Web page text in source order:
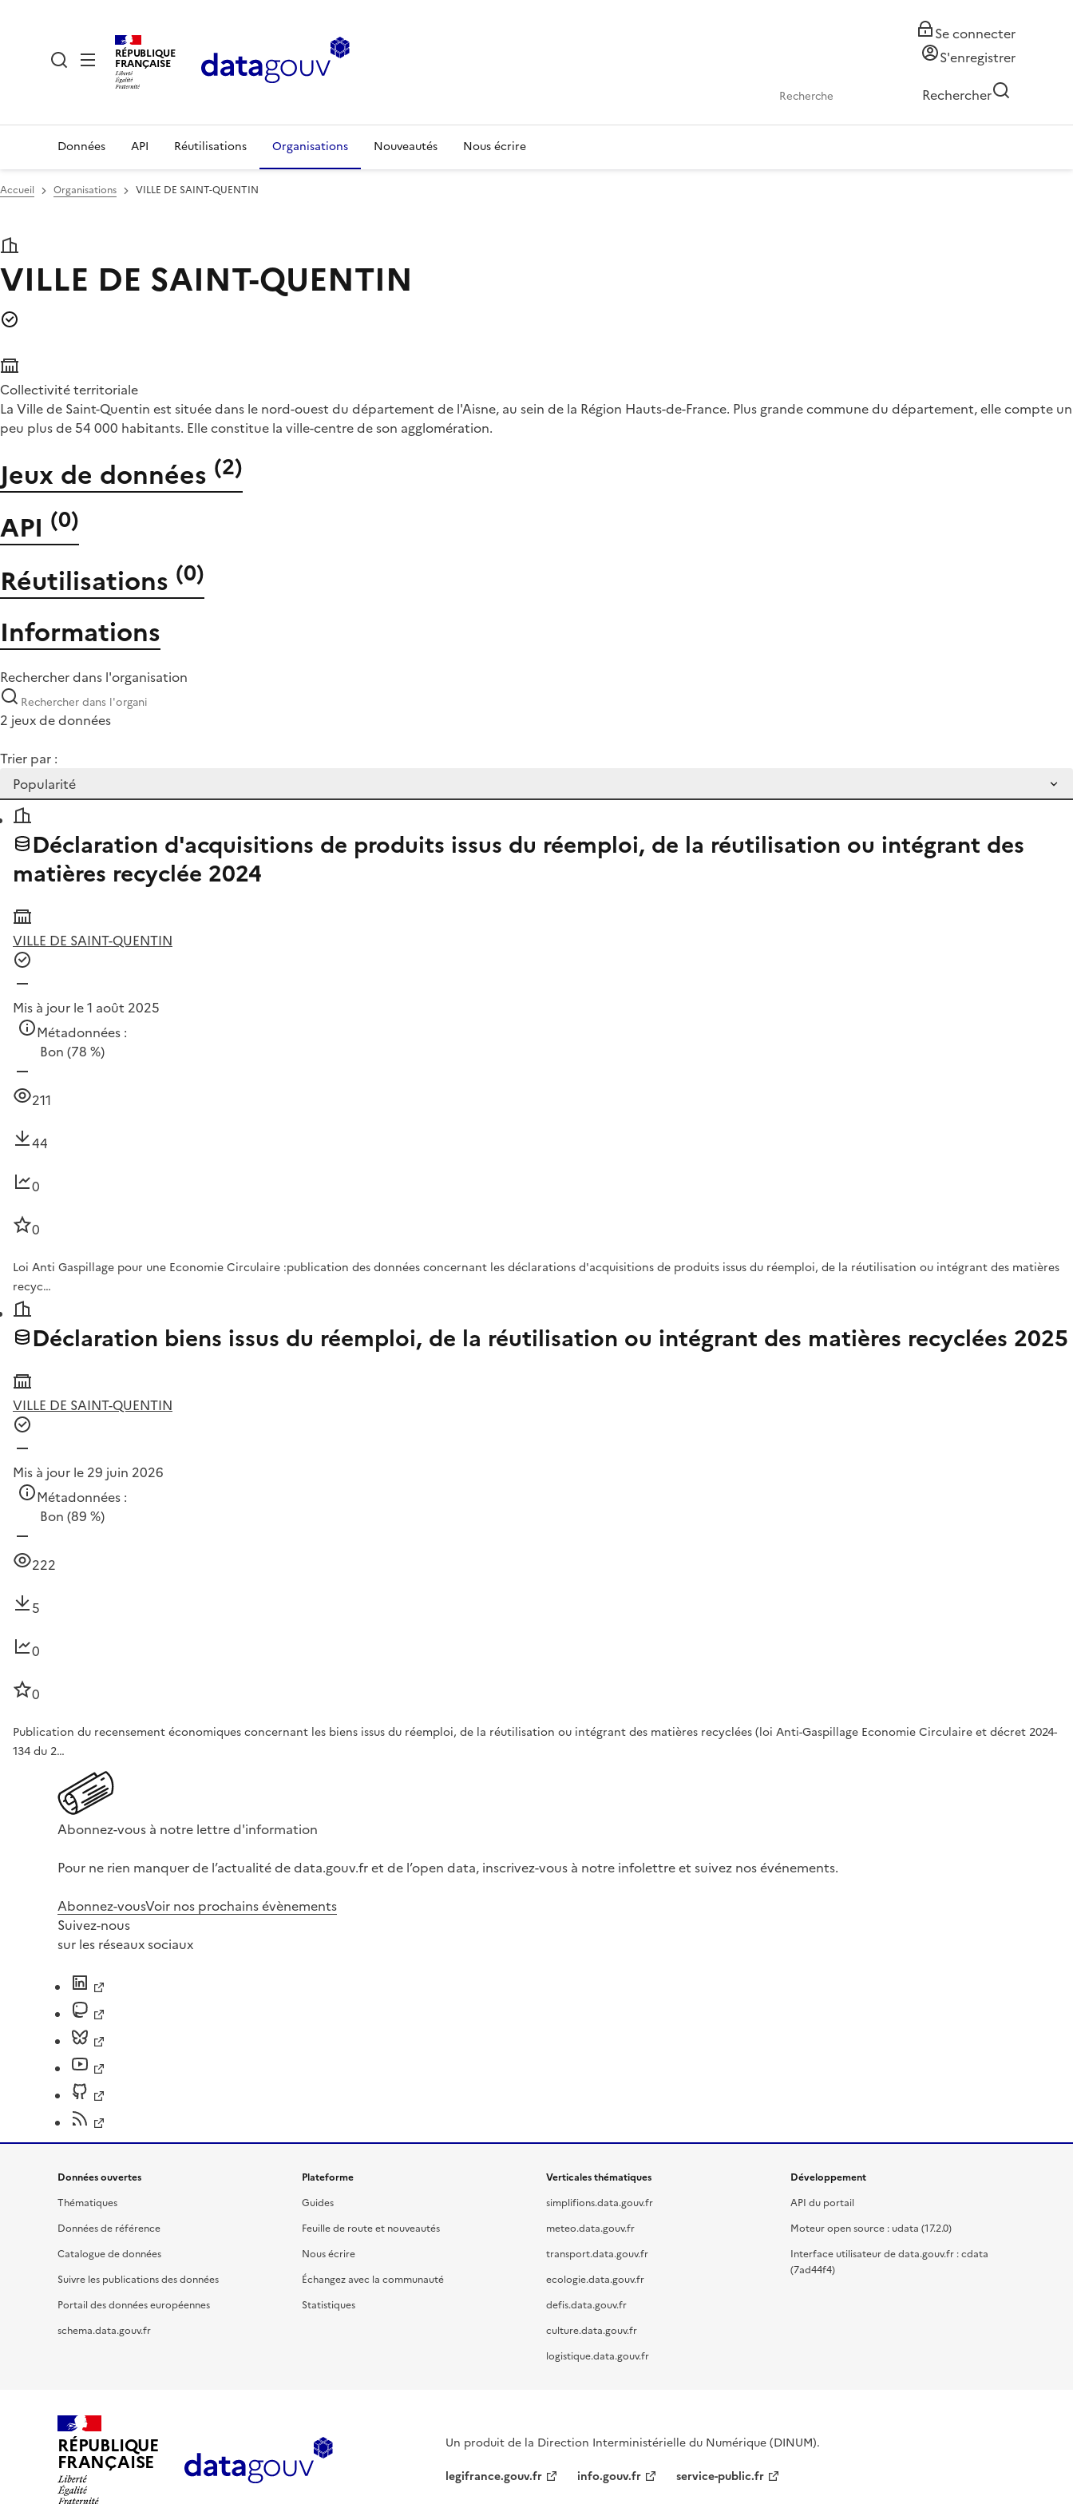
RÉPUBLIQUE
FRANÇAISE
Se connecter
S'enregistrer
Rechercher
Données API Réutilisations Organisations Nouveautés Nous écrire
Accueil Organisations VILLE DE SAINT-QUENTIN
VILLE DE SAINT-QUENTIN
Collectivité territoriale
La Ville de Saint-Quentin est située dans le nord-ouest du département de l'Aisne, au sein de la Région Hauts-de-France. Plus grande commune du département, elle compte un
peu plus de 54 000 habitants. Elle constitue la ville-centre de son agglomération.
Jeux de données (2)
API (0)
Réutilisations (0)
Informations
Rechercher dans l'organisation
2 jeux de données
Trier par :
Déclaration d'acquisitions de produits issus du réemploi, de la réutilisation ou intégrant des
matières recyclée 2024
VILLE DE SAINT-QUENTIN
Mis à jour le 1 août 2025
Métadonnées :
Bon (78 %)
211
44
0
0
Loi Anti Gaspillage pour une Economie Circulaire :publication des données concernant les déclarations d'acquisitions de produits issus du réemploi, de la réutilisation ou intégrant des matières
recyc…
Déclaration biens issus du réemploi, de la réutilisation ou intégrant des matières recyclées 2025
VILLE DE SAINT-QUENTIN
Mis à jour le 29 juin 2026
Métadonnées :
Bon (89 %)
222
5
0
0
Publication du recensement économiques concernant les biens issus du réemploi, de la réutilisation ou intégrant des matières recyclées (loi Anti-Gaspillage Economie Circulaire et décret 2024-
134 du 2…
Abonnez-vous à notre lettre d'information
Pour ne rien manquer de l’actualité de data.gouv.fr et de l’open data, inscrivez-vous à notre infolettre et suivez nos événements.
Abonnez-vousVoir nos prochains évènements
Suivez-nous
sur les réseaux sociaux
Données ouvertes
Thématiques
Données de référence
Catalogue de données
Suivre les publications des données
Portail des données européennes
schema.data.gouv.fr
Plateforme
Guides
Feuille de route et nouveautés
Nous écrire
Échangez avec la communauté
Statistiques
Verticales thématiques
simplifions.data.gouv.fr
meteo.data.gouv.fr
transport.data.gouv.fr
ecologie.data.gouv.fr
defis.data.gouv.fr
culture.data.gouv.fr
logistique.data.gouv.fr
Développement
API du portail
Moteur open source : udata (17.2.0)
Interface utilisateur de data.gouv.fr : cdata
(7ad44f4)
RÉPUBLIQUE
FRANÇAISE
Un produit de la Direction Interministérielle du Numérique (DINUM).
legifrance.gouv.fr
info.gouv.fr service-public.fr